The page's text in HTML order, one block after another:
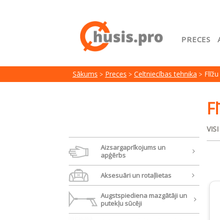
PRECES
Google
Preču
Serviss
Sākums Preces Celtniecības tehnika
Aizsargaprīkojums un
apģērbs
Aksesuāri un rotaļlietas
Augstspiediena mazgātāji un
putekļu sūcēji